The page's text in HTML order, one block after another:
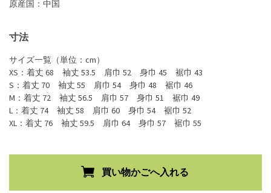
原産国：中国
寸法
サイズ一覧（単位：cm）
XS：着丈 68 袖丈 53.5 肩巾 52 身巾 45 裾巾 43
S：着丈 70 袖丈 55 肩巾 54 身巾 48 裾巾 46
M：着丈 72 袖丈 56.5 肩巾 57 身巾 51 裾巾 49
L：着丈 74 袖丈 58 肩巾 60 身巾 54 裾巾 52
XL：着丈 76 袖丈 59.5 肩巾 64 身巾 57 裾巾 55